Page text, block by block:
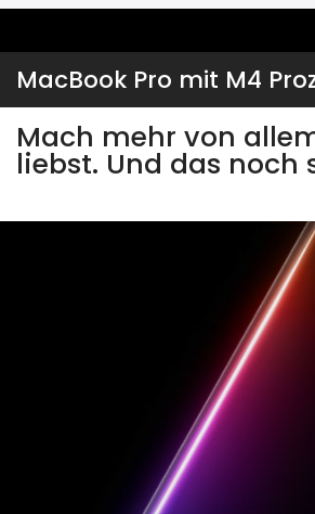
MacBook Pro mit M4
Mach mehr von
liebst. Und das noch